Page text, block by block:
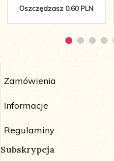
Oszczędzasz 0.60 PLN
Zamówienia
Informacje
Regulaminy
Subskrypcja